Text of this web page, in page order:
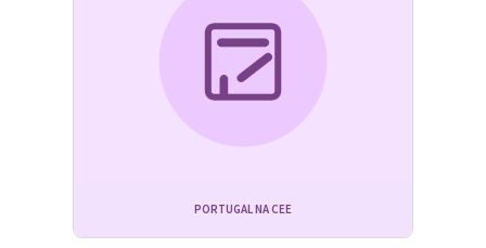
PORTUGAL NA CEE